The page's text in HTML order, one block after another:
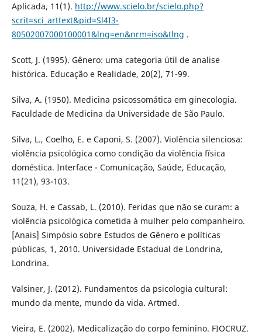
Aplicada, 11(1). http://www.scielo.br/scielo.php?
scrit=sci_arttext&pid=Sl4I3-
80502007000100001&lng=en&nrm=iso&tlng .
Scott, J. (1995). Gênero: uma categoria útil de analise
histórica. Educação e Realidade, 20(2), 71-99.
Silva, A. (1950). Medicina psicossomática em ginecologia.
Faculdade de Medicina da Universidade de São Paulo.
Silva, L., Coelho, E. e Caponi, S. (2007). Violência silenciosa:
violência psicológica como condição da violência física
doméstica. Interface - Comunicação, Saúde, Educação,
11(21), 93-103.
Souza, H. e Cassab, L. (2010). Feridas que não se curam: a
violência psicológica cometida à mulher pelo companheiro.
[Anais] Simpósio sobre Estudos de Gênero e políticas
públicas, 1, 2010. Universidade Estadual de Londrina,
Londrina.
Valsiner, J. (2012). Fundamentos da psicologia cultural:
mundo da mente, mundo da vida. Artmed.
Vieira, E. (2002). Medicalização do corpo feminino. FIOCRUZ.